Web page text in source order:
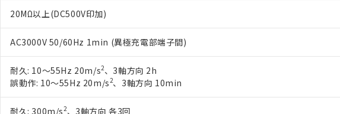
20MΩ以上(DC500V印加)
AC3000V 50/60Hz 1min (異極充電部端子間)
耐久: 10～55Hz 20m/s2、3軸方向 2h
誤動作: 10～55Hz 20m/s2、3軸方向 10min
耐久: 300m/s2、3軸方向 各3回
既に当社にて対応品への在庫切替を完了していることから、特段のことがない限り、
り割愛しております。